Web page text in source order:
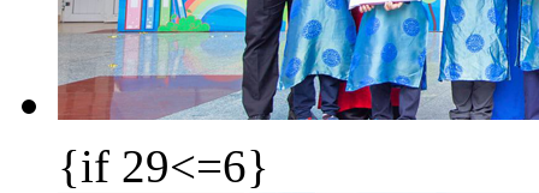
{if 29<=6}